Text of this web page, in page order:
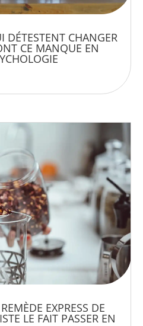
DÉTESTENT CHANGER
CE MANQUE EN
EXPRESS DE
LE FAIT PASSER EN